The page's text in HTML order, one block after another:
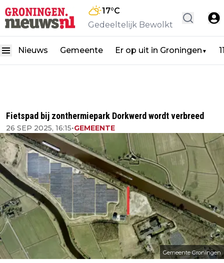
17°C
Gedeeltelijk Bewolkt
Nieuws Gemeente Er op uit in Groningen ▼
Fietspad bij zonthermiepark Dorkwerd wordt verbreed
26 SEP 2025, 16:15•GEMEENTE
Gemeente Groningen